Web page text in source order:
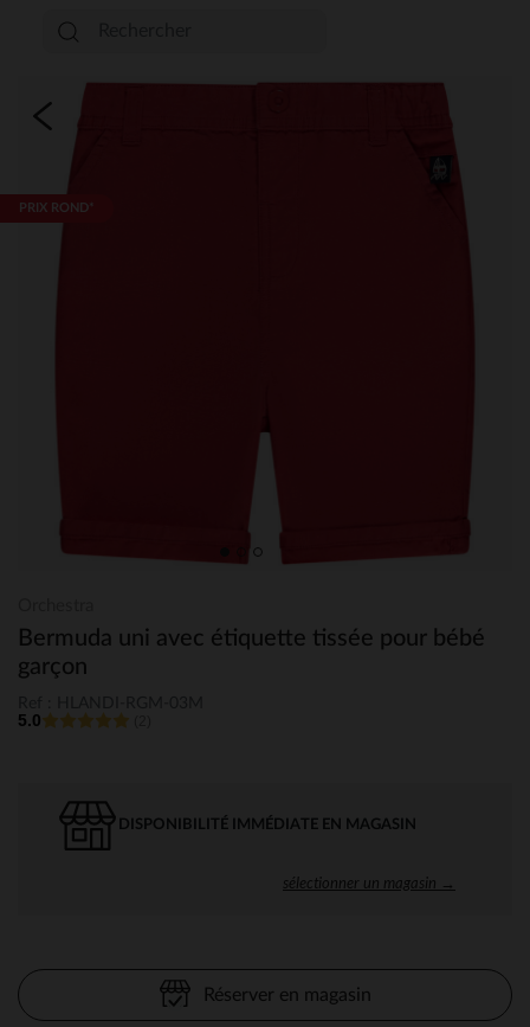
PRIX ROND*
Bermuda uni avec étiquette tissée pour bébé
garçon
5.0
DISPONIBILITÉ IMMÉDIATE EN MAGASIN
sélectionner un magasin →
Réserver en magasin